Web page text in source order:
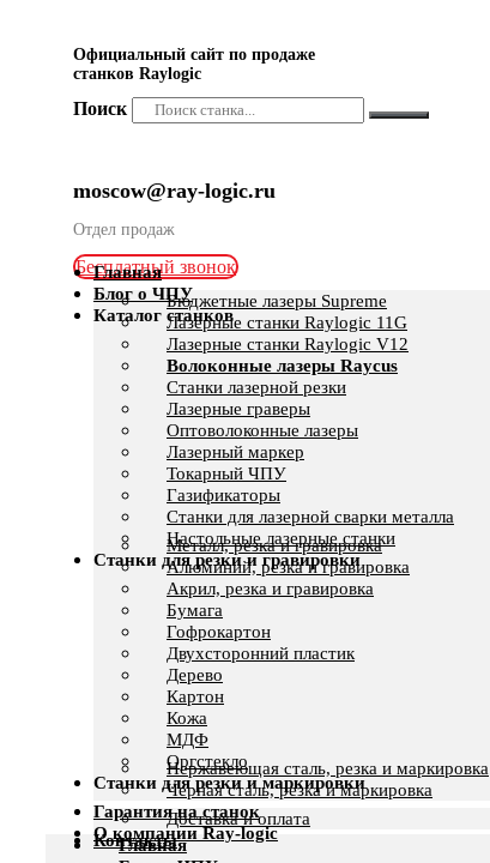
Официальный сайт по продаже
станков Raylogic
Поиск
moscow@ray-logic.ru
Отдел продаж
Бесплатный звонок
Главная
Блог о ЧПУ
Каталог станков
Бюджетные лазеры Supreme
Лазерные станки Raylogic 11G
Лазерные станки Raylogic V12
Волоконные лазеры Raycus
Станки лазерной резки
Лазерные граверы
Оптоволоконные лазеры
Лазерный маркер
Токарный ЧПУ
Газификаторы
Cтанки для лазерной сварки металла
Настольные лазерные станки
Станки для резки и гравировки
Металл, резка и гравировка
Алюминий, резка и гравировка
Акрил, резка и гравировка
Бумага
Гофрокартон
Двухсторонний пластик
Дерево
Картон
Кожа
МДФ
Оргстекло
Станки для резки и маркировки
Нержавеющая сталь, резка и маркировка
Черная сталь, резка и маркировка
Гарантия на станок
О компании Ray-logic
Доставка и оплата
Контакты
Главная